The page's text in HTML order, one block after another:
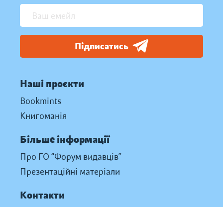
Підписатись
Наші проєкти
Bookmints
Книгоманія
Більше інформації
Про ГО “Форум видавців”
Презентаційні матеріали
Контакти